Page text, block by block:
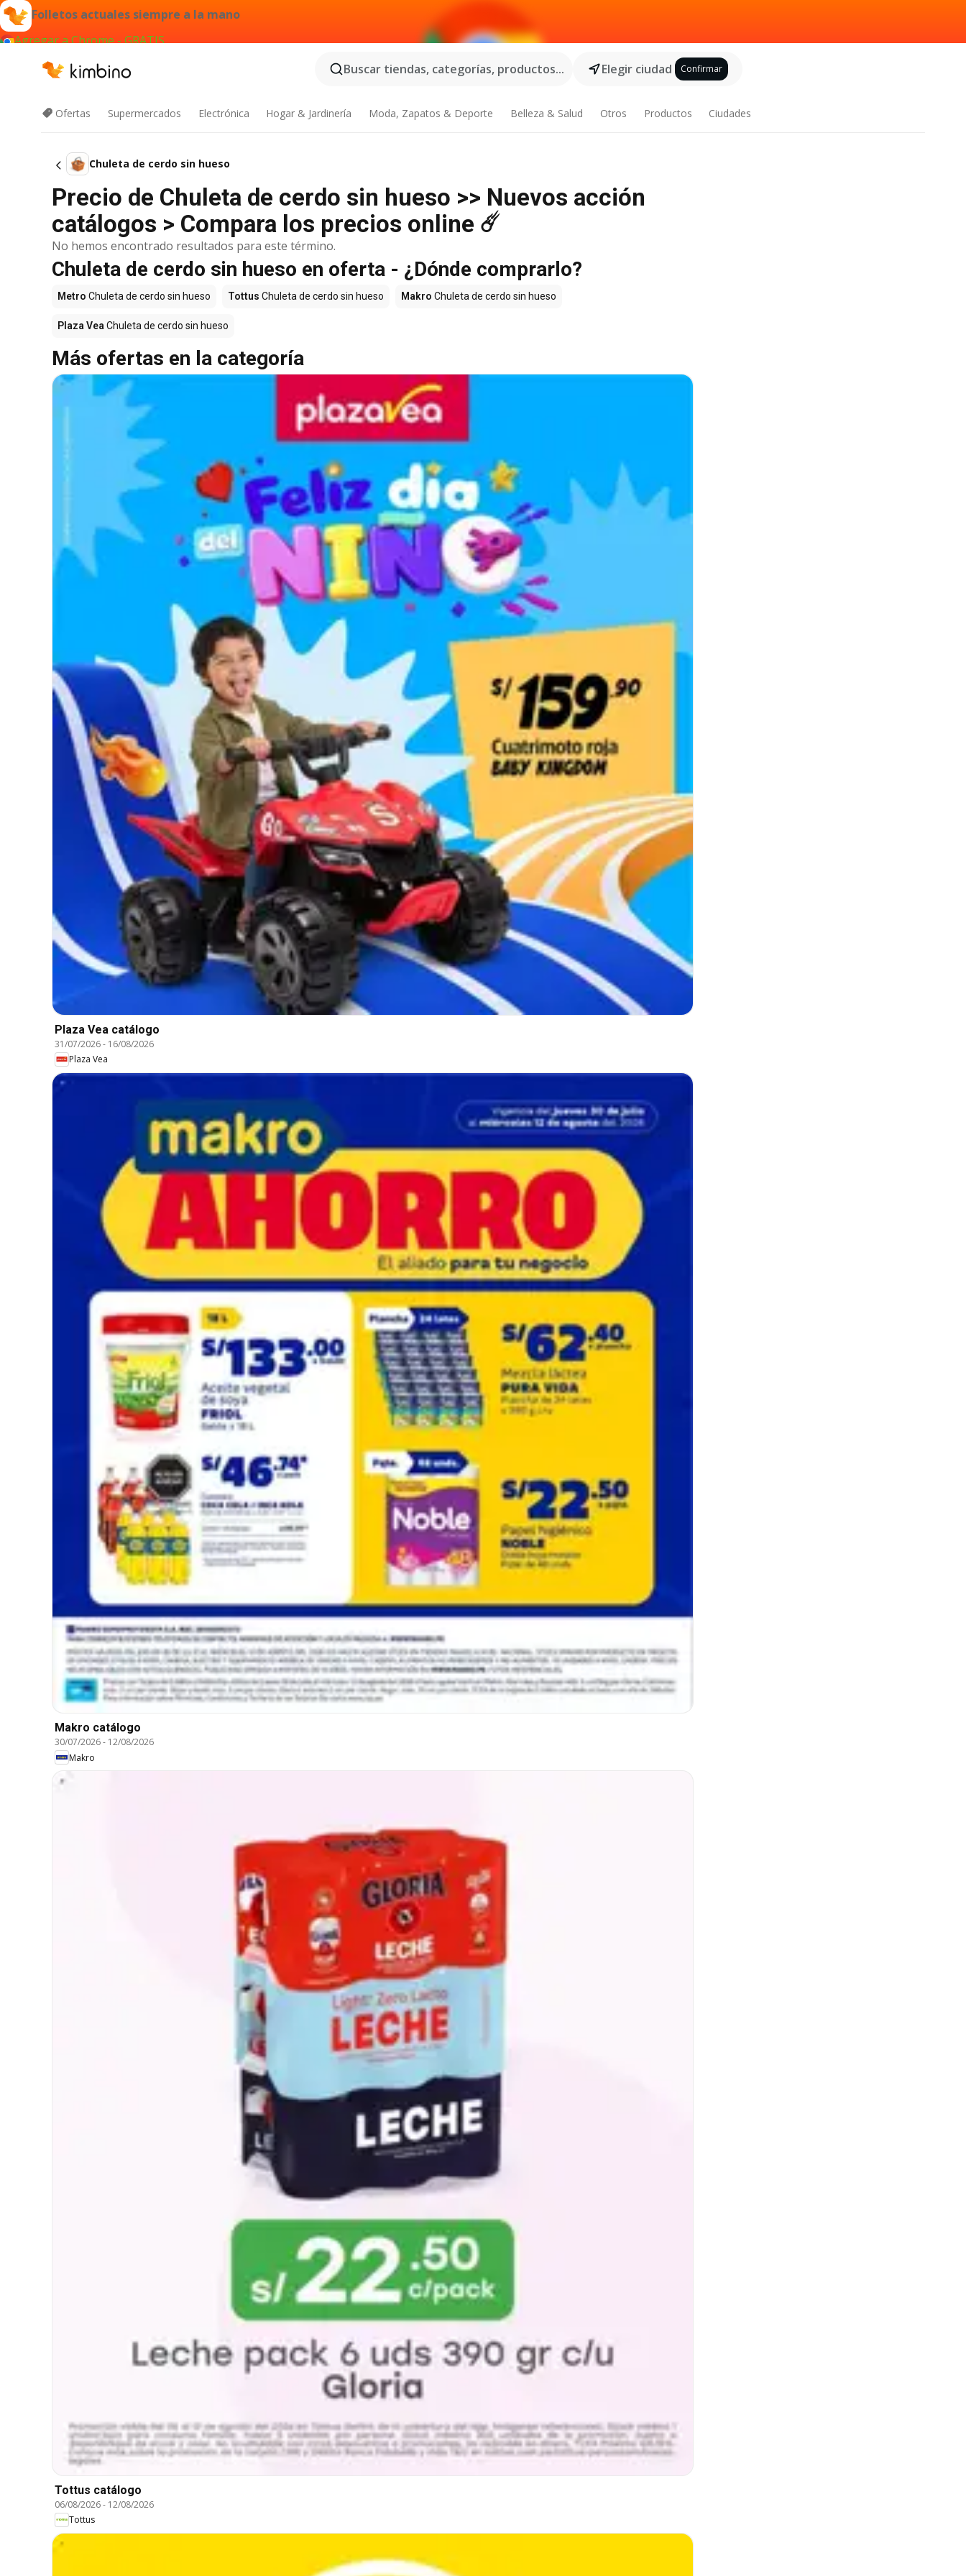
Folletos actuales siempre a la mano
Agregar a Chrome - GRATIS
Buscar tiendas, categorías, productos...
Elegir ciudad Confirmar
Ofertas Supermercados Electrónica Hogar & Jardinería Moda, Zapatos & Deporte Belleza & Salud Otros Productos Ciudades
Chuleta de cerdo sin hueso
Precio de Chuleta de cerdo sin hueso >> Nuevos acción
catálogos > Compara los precios online ☄️
No hemos encontrado resultados para este término.
Chuleta de cerdo sin hueso en oferta - ¿Dónde comprarlo?
Metro Chuleta de cerdo sin hueso Tottus Chuleta de cerdo sin hueso Makro Chuleta de cerdo sin hueso
Plaza Vea Chuleta de cerdo sin hueso
Más ofertas en la categoría
Plaza Vea catálogo
31/07/2026- 16/08/2026
Plaza Vea
Makro catálogo
30/07/2026- 12/08/2026
Makro
Tottus catálogo
06/08/2026- 12/08/2026
Tottus